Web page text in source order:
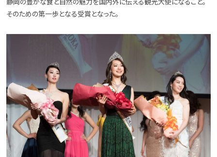
静岡の豊かな食と自然の魅力を国内外に伝える観光大使になること。
そのための第一歩となる受賞となった。